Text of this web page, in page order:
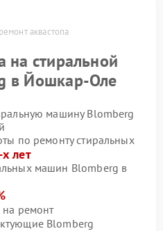
аквастопа
на стиральной
в Йошкар-Оле
машину Blomberg
по ремонту стиральных
лет
машин Blomberg в
ремонт
Blomberg